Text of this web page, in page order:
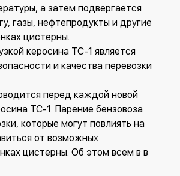
а затем подвергается
газы, нефтепродукты и другие
цистерны.
керосина ТС-1 является
и качества перевозки
перед каждой новой
ТС-1. Парение бензовоза
которые могут повлиять на
от возможных
цистерны. Об этом всем в в